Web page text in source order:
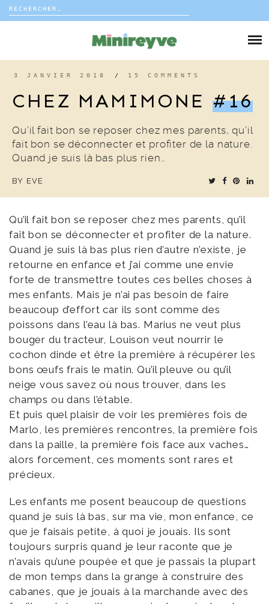
Rechercher :
DÉCO
VOYAGE
3 JANVIER 2018 / 15 COMMENTS
CHEZ MAMIMONE #16
Qu’il fait bon se reposer chez mes parents, qu’il
fait bon se déconnecter et profiter de la nature.
Quand je suis là bas plus rien…
BY EVE
Qu’il fait bon se reposer chez mes parents, qu’il
fait bon se déconnecter et profiter de la nature.
Quand je suis là bas plus rien d’autre n’existe, je
retourne en enfance et j’ai comme une envie
forte de transmettre toutes ces belles choses à
mes enfants. Mais je n’ai pas besoin de faire
beaucoup d’effort car ils sont comme des
poissons dans l’eau là bas. Marius ne veut plus
bouger du tracteur, Louison veut nourrir le
cochon dinde et être la première à récupérer les
bons œufs frais le matin. Qu’il pleuve ou qu’il
neige vous savez où nous trouver, dans les
champs ou dans l’étable.
Et puis quel plaisir de voir les premières fois de
Marlo, les premières rencontres, la première fois
dans la paille, la première fois face aux vaches…
alors forcement, ces moments sont rares et
précieux.
Les enfants me posent beaucoup de questions
quand je suis là bas, sur ma vie, mon enfance, ce
que je faisais petite, à quoi je jouais. Ils sont
toujours surpris quand je leur raconte que je
n’avais qu’une poupée et que je passais la plupart
de mon temps dans la grange à construire des
cabanes, que je jouais à la marchande avec des